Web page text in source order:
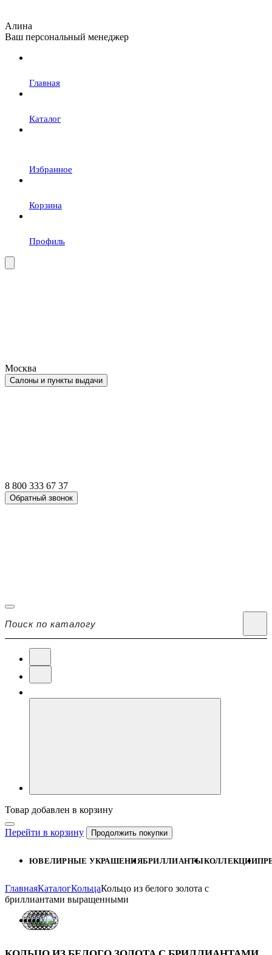
Алина
Ваш персональный менеджер
Главная
Каталог
Избранное
Корзина
Профиль
Москва
Салоны и пункты выдачи
8 800 333 67 37
Обратный звонок
Товар добавлен в корзину
Перейти в корзину Продолжить покупки
ЮВЕЛИРНЫЕ УКРАШЕНИЯБРИЛЛИАНТЫКОЛЛЕКЦИИ
ГлавнаяКаталогКольцаКольцо из белого золота с
бриллиантами выращенными